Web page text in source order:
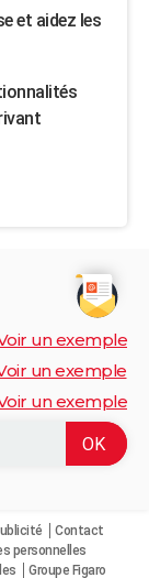
et aidez les
un exemple
un exemple
un exemple
Contact
personnelles
Groupe Figaro